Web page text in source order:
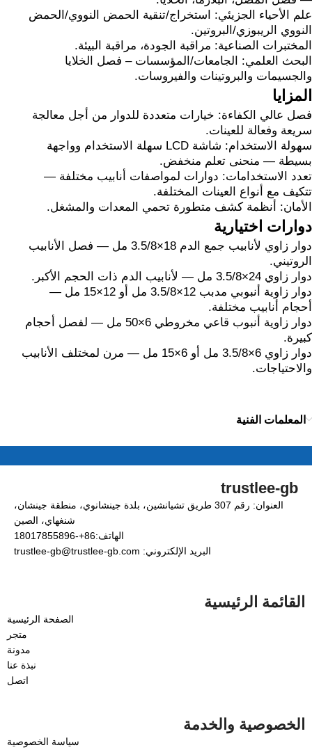
علم الأحياء الجزيئي: استخراج/تنقية الحمض النووي/الحمض
النووي الريبوزي/البروتين.
المختبرات الصناعية: مراقبة الجودة، مراقبة البيئة.
البحث العلمي: الجامعات/المؤسسات – فصل الخلايا
والجسيمات والبروتينات والفيروسات.
المزايا
فصل عالي الكفاءة: خيارات متعددة للدوار من أجل معالجة
سريعة وفعالة للعينات.
سهولة الاستخدام: شاشة LCD سهلة الاستخدام وواجهة
بسيطة — منحنى تعلم منخفض.
تعدد الاستخدامات: دوارات لمواصفات أنابيب مختلفة —
تتكيف مع أنواع العينات المختلفة.
الأمان: أنظمة كشف متطورة تحمي المعدات والمشغل.
دوارات اختيارية
دوار زاوي لأنابيب جمع الدم 18×3.5/8 مل — فصل الأنابيب
الروتيني.
دوار زاوي 24×3.5/8 مل — لأنابيب الدم ذات الحجم الأكبر.
دوار زاوية أنبوبي مدبب 12×3.5/8 مل أو 12×15 مل —
أحجام أنابيب مختلفة.
دوار زاوية أنبوب قاعي مخروطي 6×50 مل — لفصل أحجام
كبيرة.
دوار زاوي 6×3.5/8 مل أو 6×15 مل — مرن لمختلف الأنابيب
والاحتياجات.
المعلمات الفنية
trustlee-gb
العنوان: رقم 307 طريق تشيانشين، بلدة جينشانوي، منطقة جينشان،
شنغهاي، الصين
الهاتف:86+-18017855896
البريد الإلكتروني: trustlee-gb@trustlee-gb.com
القائمة الرئيسية
الصفحة الرئيسية
متجر
مدونة
نبذة عنا
اتصل
الخصوصية والخدمة
سياسة الخصوصية